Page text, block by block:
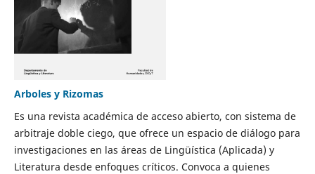
Arboles y Rizomas
Es una revista académica de acceso abierto, con sistema de
arbitraje doble ciego, que ofrece un espacio de diálogo para
investigaciones en las áreas de Lingüística (Aplicada) y
Literatura desde enfoques críticos. Convoca a quienes